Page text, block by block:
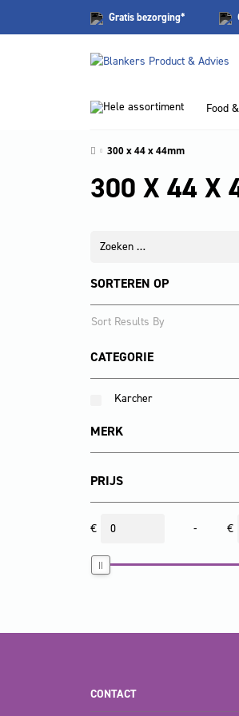
Gratisbezorging*
Hele assortiment Food
300 x 44 x 44mm
300 X 44 X
SORTEREN OP
CATEGORIE
Karcher
MERK
PRIJS
€ €
-
CONTACT